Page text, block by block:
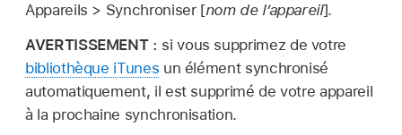
Appareils > Synchroniser [nom de l’appareil].
AVERTISSEMENT : si vous supprimez de votre
bibliothèque iTunes un élément synchronisé
automatiquement, il est supprimé de votre appareil
à la prochaine synchronisation.